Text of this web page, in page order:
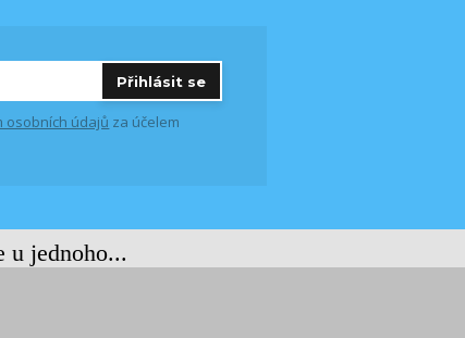
Přihlásit se
osobních údajů za účelem
u jednoho...